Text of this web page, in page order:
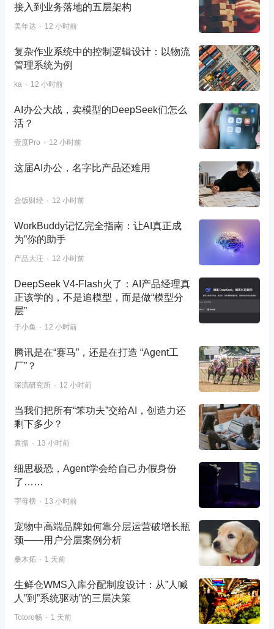
接入到业务落地的五层架构
美年达 12 小时前
复杂作业系统中的控制逻辑设计：以物流
管理系统为例
ka 12 小时前
AI办公大战，卖模型的DeepSeek们怎么
活？
壹度Pro 12 小时前
这届AI办公，名字比产品还难用
盒饭财经 12 小时前
WorkBuddy记忆完全指南：让AI真正成
为”你的助手
产品大汪 12 小时前
DeepSeek V4-Flash火了：AI产品经理真
正该学的，不是追模型，而是做“模型分
层”
于小鱼 12 小时前
腾讯是在“赛马”，还是在打造 “Agent工
厂”？
深流研究所 12 小时前
当我们把所有“笨功夫”交给AI，创造力还
剩下多少？
袁振 13 小时前
细思极恐，Agent学会给自己办假身份
了……
字母榜 13 小时前
宠物中高端品牌如何靠分层运营破增长瓶
颈——用户分层案例分析
桑木拓 1 天前
生鲜仓WMS入库分配制度设计：从”人喊
人”到”系统驱动”的三层决策
Totoro畅 1 天前